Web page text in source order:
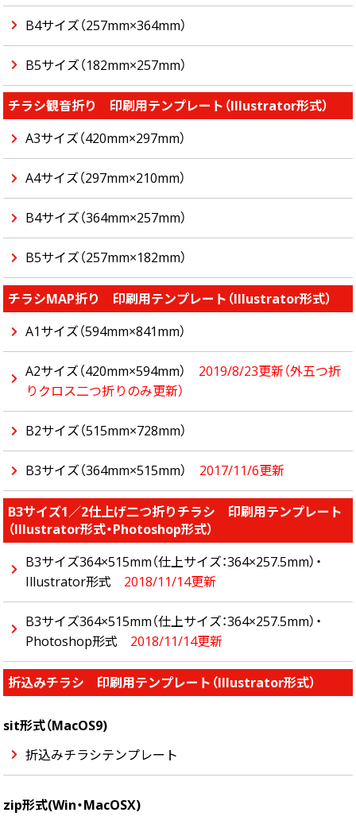
B4サイズ（257mm×364mm）
B5サイズ（182mm×257mm）
チラシ観音折り 印刷用テンプレート（Illustrator形式）
A3サイズ（420mm×297mm）
A4サイズ（297mm×210mm）
B4サイズ（364mm×257mm）
B5サイズ（257mm×182mm）
チラシMAP折り 印刷用テンプレート（Illustrator形式）
A1サイズ（594mm×841mm）
A2サイズ（420mm×594mm） 2019/8/23更新（外五つ折
りクロス二つ折りのみ更新）
B2サイズ（515mm×728mm）
B3サイズ（364mm×515mm） 2017/11/6更新
B3サイズ1／2仕上げ二つ折りチラシ 印刷用テンプレート
（Illustrator形式・Photoshop形式）
B3サイズ364×515mm（仕上サイズ：364×257.5mm）・
Illustrator形式 2018/11/14更新
B3サイズ364×515mm（仕上サイズ：364×257.5mm）・
Photoshop形式 2018/11/14更新
折込みチラシ 印刷用テンプレート（Illustrator形式）
sit形式（MacOS9)
折込みチラシテンプレート
zip形式(Win・MacOSX)